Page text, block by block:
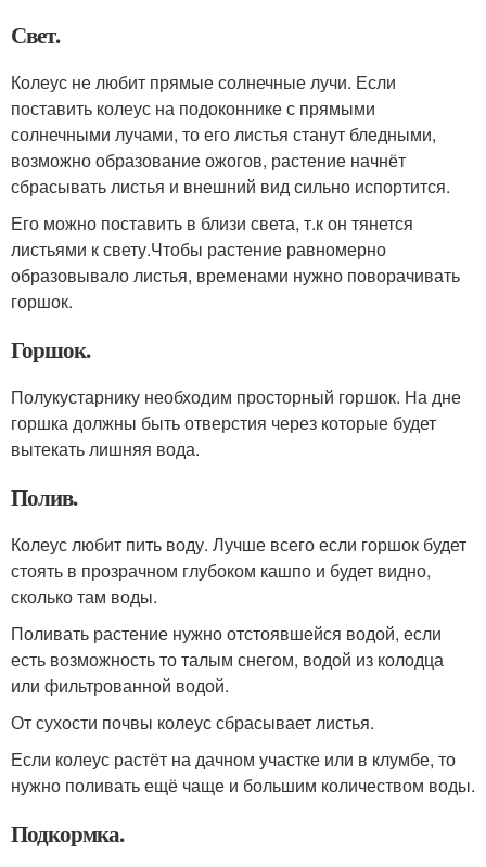
Свет.
Колеус не любит прямые солнечные лучи. Если
поставить колеус на подоконнике с прямыми
солнечными лучами, то его листья станут бледными,
возможно образование ожогов, растение начнёт
сбрасывать листья и внешний вид сильно испортится.
Его можно поставить в близи света, т.к он тянется
листьями к свету.Чтобы растение равномерно
образовывало листья, временами нужно поворачивать
горшок.
Горшок.
Полукустарнику необходим просторный горшок. На дне
горшка должны быть отверстия через которые будет
вытекать лишняя вода.
Полив.
Колеус любит пить воду. Лучше всего если горшок будет
стоять в прозрачном глубоком кашпо и будет видно,
сколько там воды.
Поливать растение нужно отстоявшейся водой, если
есть возможность то талым снегом, водой из колодца
или фильтрованной водой.
От сухости почвы колеус сбрасывает листья.
Если колеус растёт на дачном участке или в клумбе, то
нужно поливать ещё чаще и большим количеством воды.
Подкормка.